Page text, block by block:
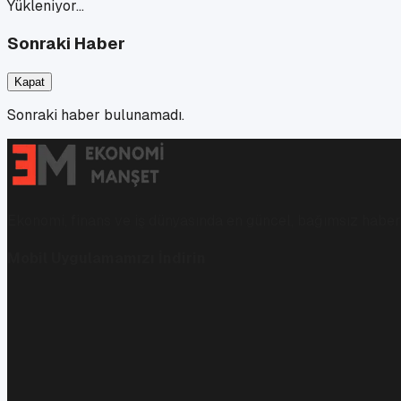
Yükleniyor…
Sonraki Haber
Kapat
Sonraki haber bulunamadı.